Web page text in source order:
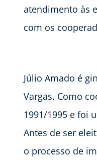
atendimento às
com os
Júlio Amado é
Vargas. Como
1991/1995 e foi
Antes de ser
o processo de